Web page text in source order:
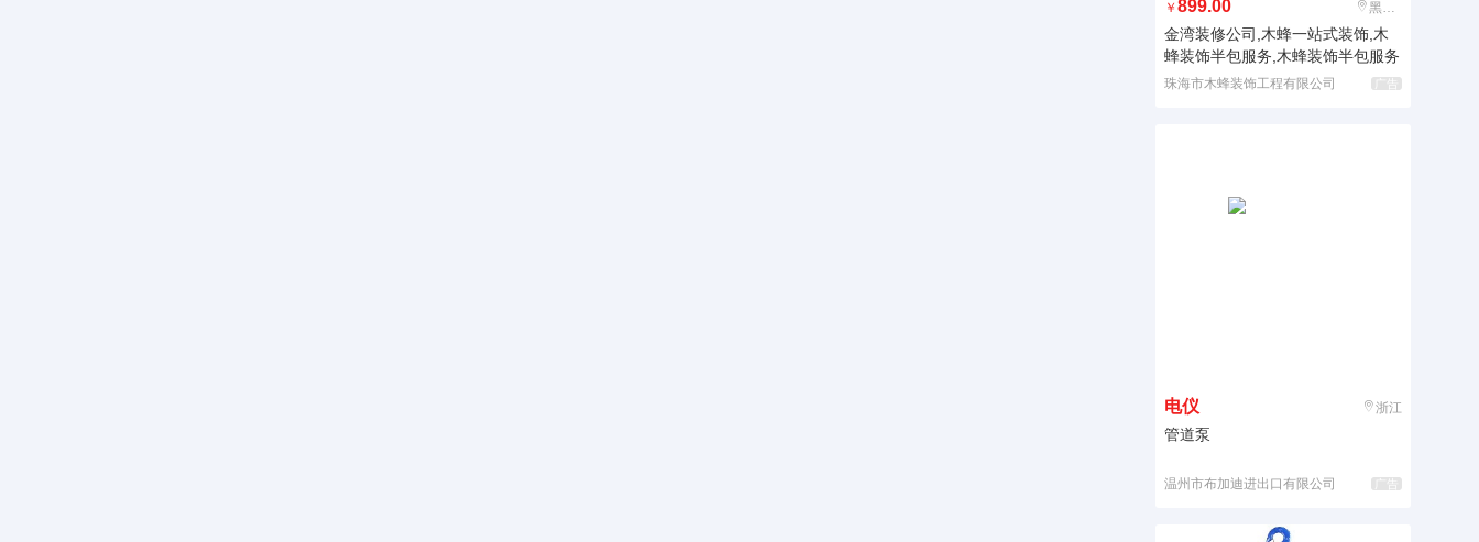
￥ 899.00 黑龙江
金湾装修公司,木蜂一站式装饰,木
蜂装饰半包服务,木蜂装饰半包服务
珠海市木蜂装饰工程有限公司 广告
电仪 浙江
管道泵
温州市布加迪进出口有限公司 广告